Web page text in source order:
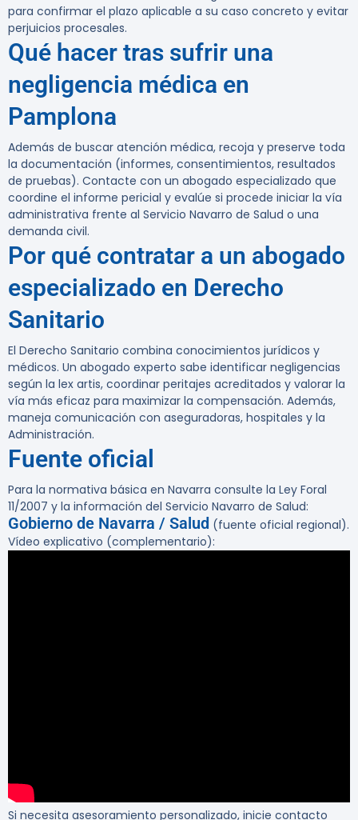
para confirmar el plazo aplicable a su caso concreto y evitar
perjuicios procesales.
Qué hacer tras sufrir una
negligencia médica en
Pamplona
Además de buscar atención médica, recoja y preserve toda
la documentación (informes, consentimientos, resultados
de pruebas). Contacte con un abogado especializado que
coordine el informe pericial y evalúe si procede iniciar la vía
administrativa frente al Servicio Navarro de Salud o una
demanda civil.
Por qué contratar a un abogado
especializado en Derecho
Sanitario
El Derecho Sanitario combina conocimientos jurídicos y
médicos. Un abogado experto sabe identificar negligencias
según la lex artis, coordinar peritajes acreditados y valorar la
vía más eficaz para maximizar la compensación. Además,
maneja comunicación con aseguradoras, hospitales y la
Administración.
Fuente oficial
Para la normativa básica en Navarra consulte la Ley Foral
11/2007 y la información del Servicio Navarro de Salud:
Gobierno de Navarra / Salud (fuente oficial regional).
Vídeo explicativo (complementario):
Si necesita asesoramiento personalizado, inicie contacto